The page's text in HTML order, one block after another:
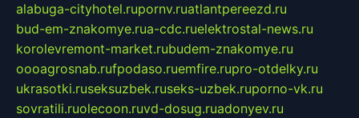
alabuga-cityhotel.rupornv.ruatlantpereezd.ru
bud-em-znakomye.rua-cdc.ruelektrostal-news.ru
korolevremont-market.rubudem-znakomye.ru
oooagrosnab.rufpodaso.ruemfire.rupro-otdelky.ru
ukrasotki.ruseksuzbek.ruseks-uzbek.ruporno-vk.ru
sovratili.ruolecoon.ruvd-dosug.ruadonyev.ru